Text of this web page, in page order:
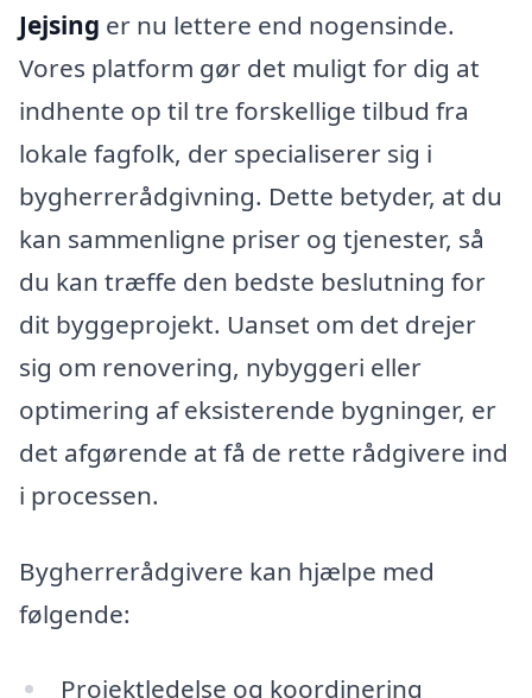
Jejsing er nu lettere end nogensinde.
Vores platform gør det muligt for dig at
indhente op til tre forskellige tilbud fra
lokale fagfolk, der specialiserer sig i
bygherrerådgivning. Dette betyder, at du
kan sammenligne priser og tjenester, så
du kan træffe den bedste beslutning for
dit byggeprojekt. Uanset om det drejer
sig om renovering, nybyggeri eller
optimering af eksisterende bygninger, er
det afgørende at få de rette rådgivere ind
i processen.
Bygherrerådgivere kan hjælpe med
følgende:
Projektledelse og koordinering